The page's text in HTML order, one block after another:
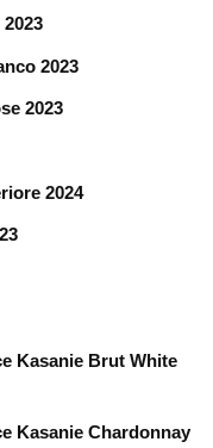
2023
2023
2023
2024
Kasanie Brut White
Kasanie Chardonnay